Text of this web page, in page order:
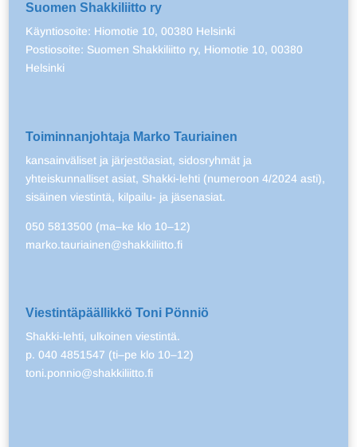
Suomen Shakkiliitto ry
Käyntiosoite: Hiomotie 10, 00380 Helsinki
Postiosoite: Suomen Shakkiliitto ry, Hiomotie 10, 00380
Helsinki
Toiminnanjohtaja Marko Tauriainen
kansainväliset ja järjestöasiat, sidosryhmät ja
yhteiskunnalliset asiat, Shakki-lehti (numeroon 4/2024 asti),
sisäinen viestintä, kilpailu- ja jäsenasiat.
050 5813500 (ma–ke klo 10–12)
marko.tauriainen@shakkiliitto.fi
Viestintäpäällikkö Toni Pönniö
Shakki-lehti, ulkoinen viestintä.
p. 040 4851547 (ti–pe klo 10–12)
toni.ponnio@shakkiliitto.fi